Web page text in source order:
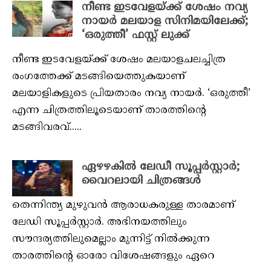
നീണ്ട ഇടവേളയ്ക്ക് ശേഷം നവ്യ
നായര്‍ മലയാള സിനിമയിലേക്ക്;
‘ഒരുത്തീ’ ഫസ്റ്റ് ലുക്ക്
നീണ്ട ഇടവേളയ്ക്ക് ശേഷം മലയാളചലച്ചിത്ര
രംഗത്തേക്ക് മടങ്ങിയെത്തുകയാണ്
മലയാളികളുടെ പ്രിയതാരം നവ്യ നായര്‍. ‘ഒരുത്തീ’
എന്ന ചിത്രത്തിലൂടെയാണ് താരത്തിന്റെ
മടങ്ങിവരവ്.....
ഏഴഴകിൽ ലേഡീ സൂപ്പർസ്റ്റാർ;
വൈറലായി ചിത്രങ്ങൾ
തെന്നിന്ത്യ മുഴുവൻ ആരാധകരുള്ള താരമാണ്
ലേഡി സൂപ്പർസ്റ്റാർ. അഭിനയത്തിലും
സൗന്ദര്യത്തിലുമെല്ലാം മുന്നിട്ട് നിൽക്കുന്ന
താരത്തിന്റെ ഓരോ വിശേഷങ്ങളും ഏറെ